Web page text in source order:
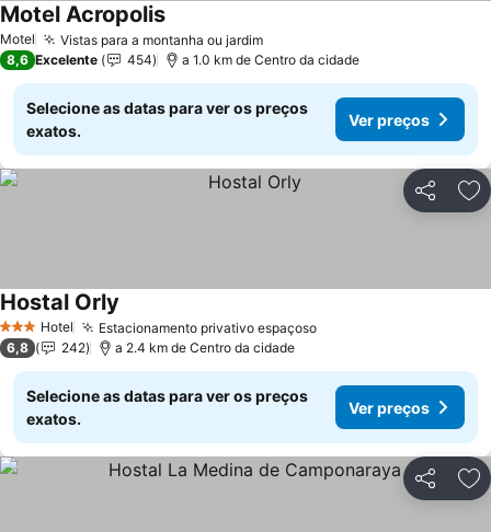
Motel Vistas para a montanha ou jardim
Motel Acropolis
8,6 Excelente 454 a 1.0 km de Centro da cidade
Selecione as datas para ver os preços
exatos.
Ver preços
Partilhar
3 EstrelasHotel Estacionamento privativo espaçoso
Hostal Orly
6,8 242 a 2.4 km de Centro da cidade
Selecione as datas para ver os preços
exatos.
Ver preços
Partilhar